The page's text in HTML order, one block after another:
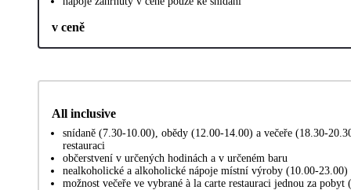
v ceně
All inclusive
snídaně (7.30-10.00), obědy (12.00-14.00) a večeře (18.30-
restauraci
občerstvení v určených hodinách a v určeném baru
nealkoholické a alkoholické nápoje místní výroby (10.00-23.00)
možnost večeře ve vybrané à la carte restauraci jednou za pobyt